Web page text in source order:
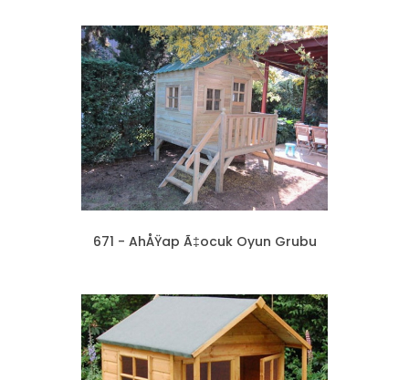
671 - AhÅŸap Ã‡ocuk Oyun Grubu